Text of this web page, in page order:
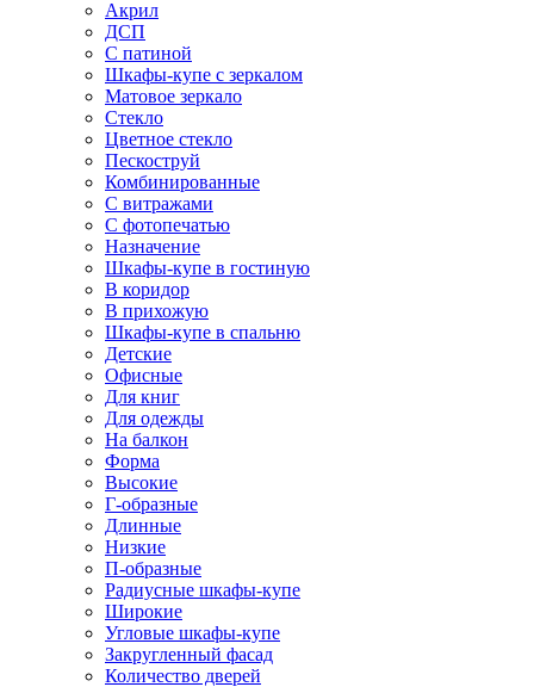
Акрил
ДСП
С патиной
Шкафы-купе с зеркалом
Матовое зеркало
Стекло
Цветное стекло
Пескоструй
Комбинированные
С витражами
С фотопечатью
Назначение
Шкафы-купе в гостиную
В коридор
В прихожую
Шкафы-купе в спальню
Детские
Офисные
Для книг
Для одежды
На балкон
Форма
Высокие
Г-образные
Длинные
Низкие
П-образные
Радиусные шкафы-купе
Широкие
Угловые шкафы-купе
Закругленный фасад
Количество дверей